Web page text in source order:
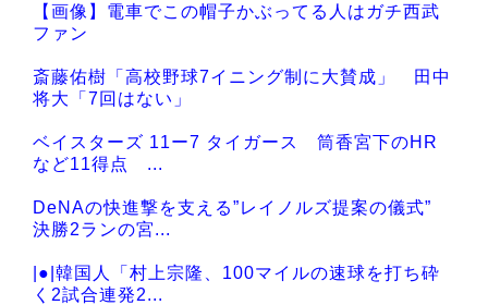
Powered by livedoor 相互RSS
【画像】電車でこの帽子かぶってる人はガチ西武
ファン
斎藤佑樹「高校野球7イニング制に大賛成」 田中
将大「7回はない」
ベイスターズ 11ー7 タイガース 筒香宮下のHR
など11得点 ...
DeNAの快進撃を支える”レイノルズ提案の儀式”
決勝2ランの宮...
|●|韓国人「村上宗隆、100マイルの速球を打ち砕
く2試合連発2...